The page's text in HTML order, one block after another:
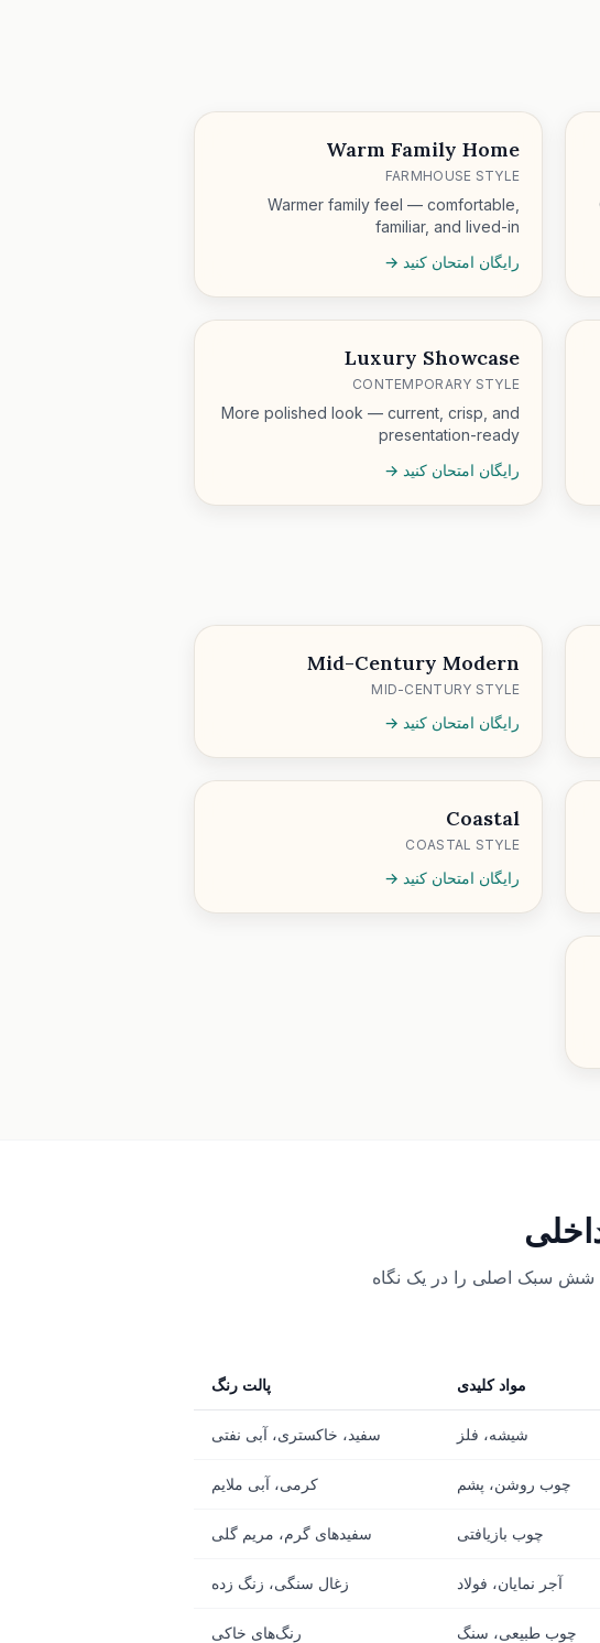
Warm Family Home
FARMHOUSE STYLE
Warmer family feel — comfortable,
familiar, and lived-in
رایگان امتحان کنید →
Luxury Showcase
CONTEMPORARY STYLE
More polished look — current, crisp, and
presentation-ready
رایگان امتحان کنید →
Mid-Century Modern
MID-CENTURY STYLE
رایگان امتحان کنید →
Coastal
COASTAL STYLE
رایگان امتحان کنید →
شش سبک اصلی را در یک نگاه
مواد کلیدی پالت رنگ
شیشه، فلز سفید، خاکستری، آبی نفتی
چوب روشن، پشم کرمی، آبی ملایم
چوب بازیافتی سفیدهای گرم، مریم گلی
آجر نمایان، فولاد زغال سنگی، زنگ زده
چوب طبیعی، سنگ رنگ‌های خاکی